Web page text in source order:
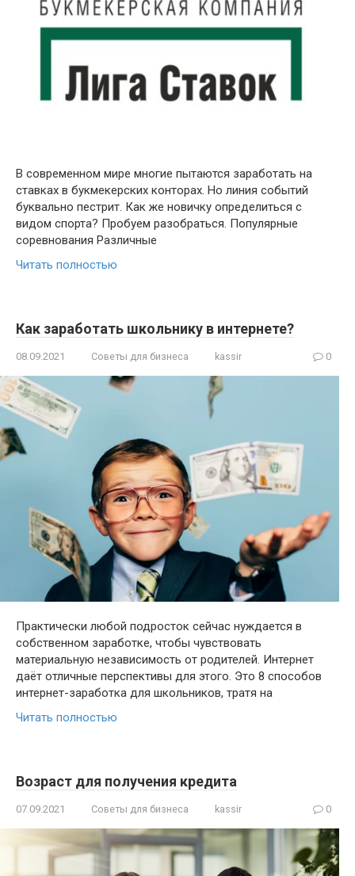
В современном мире многие пытаются заработать на
ставках в букмекерских конторах. Но линия событий
буквально пестрит. Как же новичку определиться с
видом спорта? Пробуем разобраться. Популярные
соревнования Различные
Читать полностью
Как заработать школьнику в интернете?
08.09.2021 Советы для бизнеса kassir 0
Практически любой подросток сейчас нуждается в
собственном заработке, чтобы чувствовать
материальную независимость от родителей. Интернет
даёт отличные перспективы для этого. Это 8 способов
интернет-заработка для школьников, тратя на
Читать полностью
Возраст для получения кредита
07.09.2021 Советы для бизнеса kassir 0